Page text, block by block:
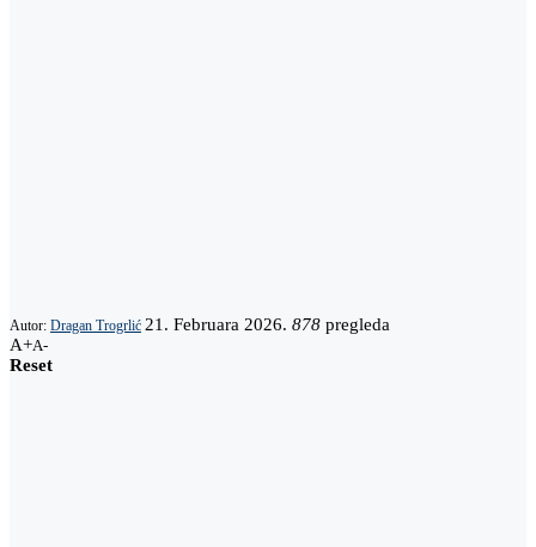
Autor: Dragan Trogrlić 21. Februara 2026. 878 pregleda
A+A-
Reset